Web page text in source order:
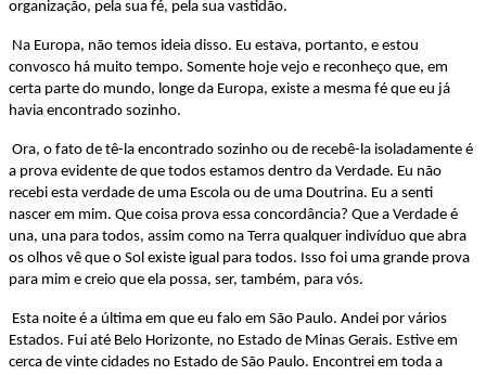
organização, pela sua fé, pela sua vastidão.
Na Europa, não temos ideia disso. Eu estava, portanto, e estou
convosco há muito tempo. Somente hoje vejo e reconheço que, em
certa parte do mundo, longe da Europa, existe a mesma fé que eu já
havia encontrado sozinho.
Ora, o fato de tê-la encontrado sozinho ou de recebê-la isoladamente é
a prova evidente de que todos estamos dentro da Verdade. Eu não
recebi esta verdade de uma Escola ou de uma Doutrina. Eu a senti
nascer em mim. Que coisa prova essa concordância? Que a Verdade é
una, una para todos, assim como na Terra qualquer indivíduo que abra
os olhos vê que o Sol existe igual para todos. Isso foi uma grande prova
para mim e creio que ela possa, ser, também, para vós.
Esta noite é a última em que eu falo em São Paulo. Andei por vários
Estados. Fui até Belo Horizonte, no Estado de Minas Gerais. Estive em
cerca de vinte cidades no Estado de São Paulo. Encontrei em toda a